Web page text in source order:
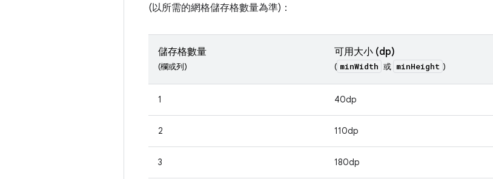
(以所需的網格儲存格數量為準)：
儲存格數量
(欄或列)
可用大小 (dp)
( minWidth 或 minHeight )
1 40dp
2 110dp
3 180dp